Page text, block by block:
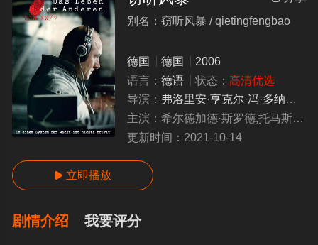
别名：窃听风暴 / qietingfengbao
德国 德国
2006
语言： 德语 状态： 高清优选
导演： 弗洛里安·亨克尔·冯·多纳斯马尔克
主演： 希尔德加德·斯罗德,托马斯·阿诺德,维尔纳·德恩,马提亚斯·布伦纳,凯·伊沃·保利兹,伊嘉·比肯费尔德,查理·哈纳,马蒂娜·格德克,乌尔里希·图库尔,汉斯-尤韦·鲍尔,吉塔·施维赫夫,赫伯特·克瑙普,托马斯·蒂梅,塞巴斯蒂安·科赫,辛纳克·勋纳曼,玛丽·格鲁伯,路德韦格·布洛克伯格,乌尔里希·穆埃,沃克马·克莱纳特,迈克尔·格伯,巴斯蒂安·特罗斯特,克劳斯·芒斯特,马丁·布拉姆马赫
更新时间： 2021-10-14
 立即播放
剧情介绍 我要评分